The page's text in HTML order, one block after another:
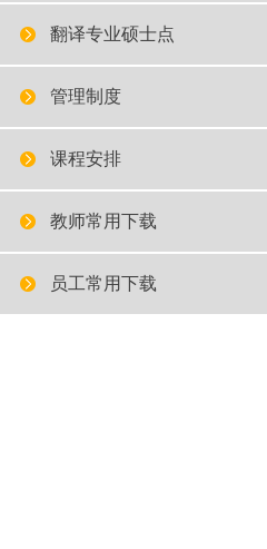
翻译专业硕士点
管理制度
课程安排
教师常用下载
员工常用下载